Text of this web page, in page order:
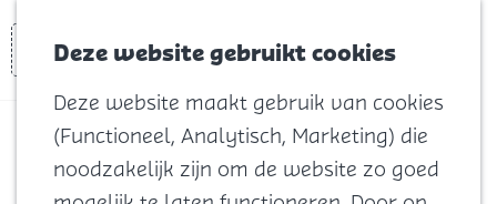
Deze website gebruikt cookies
Deze website maakt gebruik van cookies
(Functioneel, Analytisch, Marketing) die
noodzakelijk zijn om de website zo goed
Menu
Zoeken
Naar het
Natuur
Cultuur en
vermaak
Goereese Duinenroute